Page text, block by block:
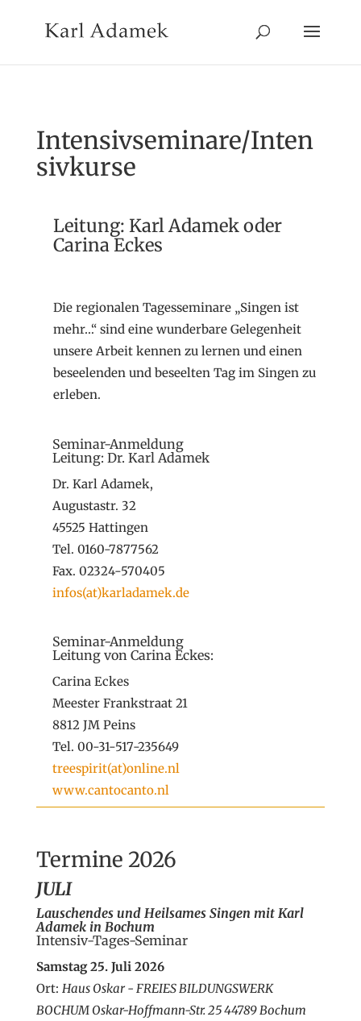
Intensivseminare/Inten
sivkurse
Leitung: Karl Adamek oder
Carina Eckes
Die regionalen Tagesseminare „Singen ist
mehr…“ sind eine wunderbare Gelegenheit
unsere Arbeit kennen zu lernen und einen
beseelenden und beseelten Tag im Singen zu
erleben.
Seminar-Anmeldung
Leitung: Dr. Karl Adamek
Dr. Karl Adamek,
Augustastr. 32
45525 Hattingen
Tel. 0160-7877562
Fax. 02324-570405
infos(at)karladamek.de
Seminar-Anmeldung
Leitung von Carina Eckes:
Carina Eckes
Meester Frankstraat 21
8812 JM Peins
Tel. 00-31-517-235649
treespirit(at)online.nl
www.cantocanto.nl
Termine 2026
JULI
Lauschendes und Heilsames Singen mit Karl
Adamek in Bochum
Intensiv-Tages-Seminar
Samstag 25. Juli 2026
Ort: Haus Oskar - FREIES BILDUNGSWERK
BOCHUM Oskar-Hoffmann-Str. 25 44789 Bochum